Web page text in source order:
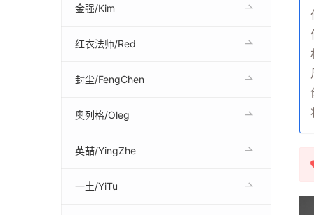
金强/Kim
红衣法师/Red
封尘/FengChen
奥列格/Oleg
英喆/YingZhe
一土/YiTu